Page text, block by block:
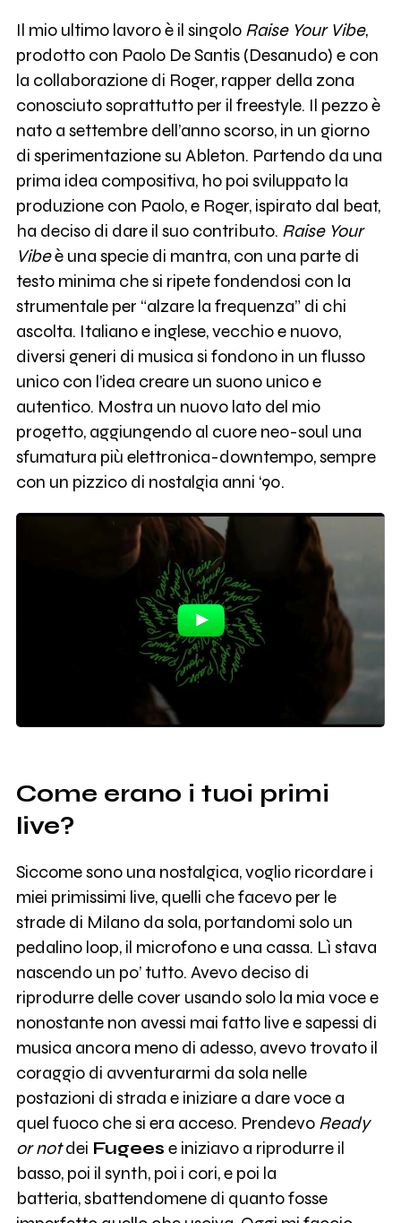
Il mio ultimo lavoro è il singolo Raise Your Vibe,
prodotto con Paolo De Santis (Desanudo) e con
la collaborazione di Roger, rapper della zona
conosciuto soprattutto per il freestyle. Il pezzo è
nato a settembre dell’anno scorso, in un giorno
di sperimentazione su Ableton. Partendo da una
prima idea compositiva, ho poi sviluppato la
produzione con Paolo, e Roger, ispirato dal beat,
ha deciso di dare il suo contributo. Raise Your
Vibeè una specie di mantra, con una parte di
testo minima che si ripete fondendosi con la
strumentale per “alzare la frequenza” di chi
ascolta. Italiano e inglese, vecchio e nuovo,
diversi generi di musica si fondono in un flusso
unico con l’idea creare un suono unico e
autentico. Mostra un nuovo lato del mio
progetto, aggiungendo al cuore neo-soul una
sfumatura più elettronica-downtempo, sempre
con un pizzico di nostalgia anni ‘90.
Come erano i tuoi primi
live?
Siccome sono una nostalgica, voglio ricordare i
miei primissimi live, quelli che facevo per le
strade di Milano da sola, portandomi solo un
pedalino loop, il microfono e una cassa. Lì stava
nascendo un po’ tutto. Avevo deciso di
riprodurre delle cover usando solo la mia voce e
nonostante non avessi mai fatto live e sapessi di
musica ancora meno di adesso, avevo trovato il
coraggio di avventurarmi da sola nelle
postazioni di strada e iniziare a dare voce a
quel fuoco che si era acceso. Prendevo Ready
or notdei Fugees e iniziavo a riprodurre il
basso, poi il synth, poi i cori, e poi la
batteria, sbattendomene di quanto fosse